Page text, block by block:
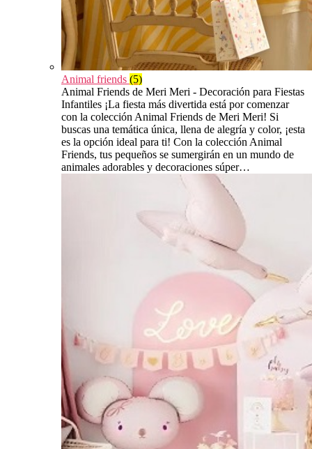
Animal friends (5)
Animal Friends de Meri Meri - Decoración para Fiestas
Infantiles ¡La fiesta más divertida está por comenzar
con la colección Animal Friends de Meri Meri! Si
buscas una temática única, llena de alegría y color, ¡esta
es la opción ideal para ti! Con la colección Animal
Friends, tus pequeños se sumergirán en un mundo de
animales adorables y decoraciones súper…